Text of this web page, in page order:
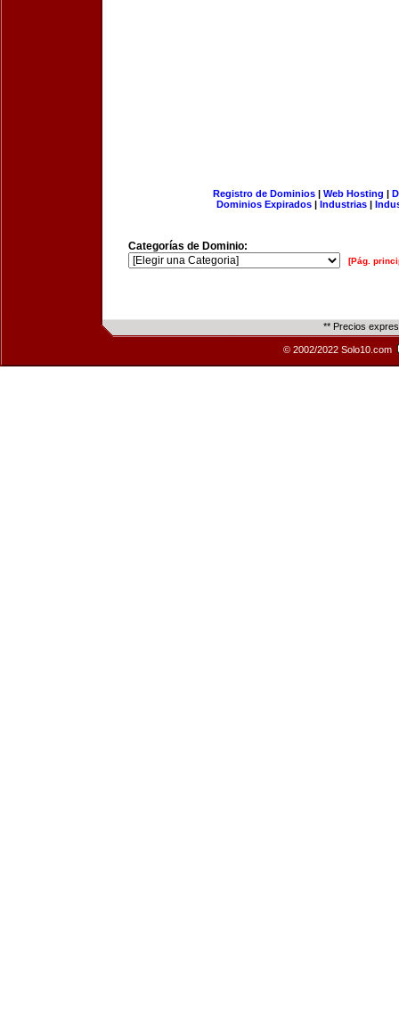
Registro de Dominios| Web Hosting |
Dominios Expirados | Industrias |
Categorías de Dominio:
[Pág.
** Precios
© 2002/2022 Solo10.com